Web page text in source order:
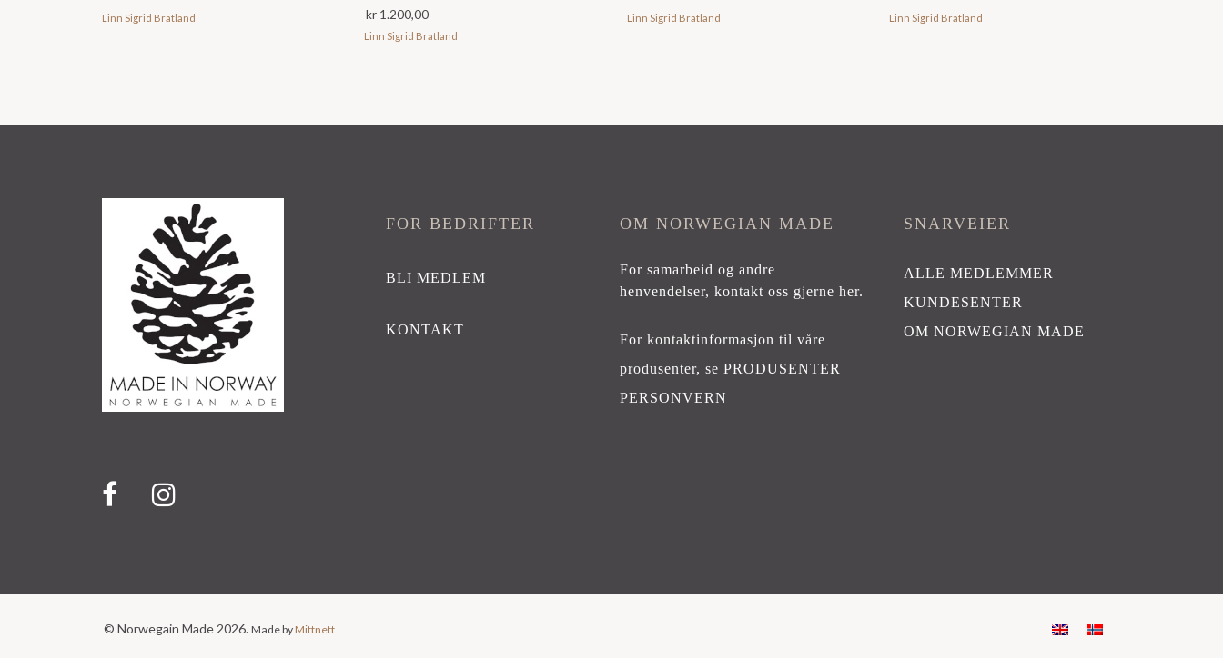
Linn Sigrid Bratland kr 1.200,00
Linn Sigrid Bratland
Linn Sigrid Bratland Linn Sigrid Bratland
FOR BEDRIFTER
BLI MEDLEM
KONTAKT
OM NORWEGIAN MADE
For samarbeid og andre
henvendelser,kontakt oss gjerne her.
For kontaktinformasjon til våre
produsenter, sePRODUSENTER
PERSONVERN
SNARVEIER
ALLE MEDLEMMER
KUNDESENTER
OM NORWEGIAN MADE
© Norwegain Made 2026. Made byMittnett